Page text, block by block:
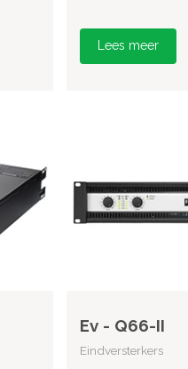
Lees meer
Ev - Q66-II
Eindversterkers